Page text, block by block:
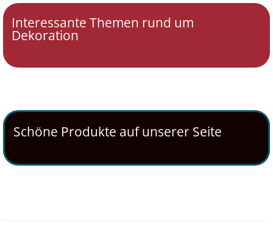
Interessante Themen rund um
Dekoration
Schöne Produkte auf unserer Seite